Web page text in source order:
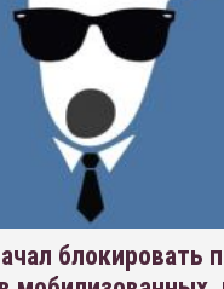
блокировать